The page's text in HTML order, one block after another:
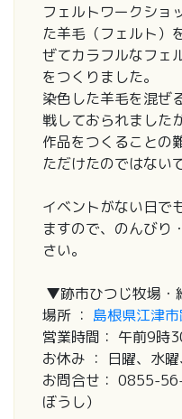
フェルトワークショ
た羊毛（フェルト）
ぜてカラフルなフェ
をつくりました。
染色した羊毛を混ぜ
戦しておられました
作品をつくることの
ただけたのではない
イベントがない日で
ますので、のんびり
さい。
▼跡市ひつじ牧場・
場所 ： 島根県江津
営業時間： 午前9時
お休み ： 日曜、水
お問合せ： 0855-
ぼうし）